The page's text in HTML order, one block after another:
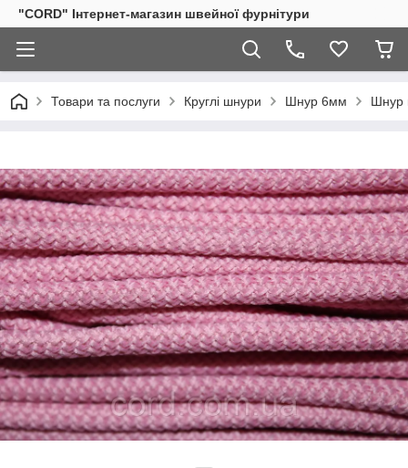
"CORD" Інтернет-магазин швейної фурнітури
Товари та послуги Круглі шнури Шнур 6мм Шнур